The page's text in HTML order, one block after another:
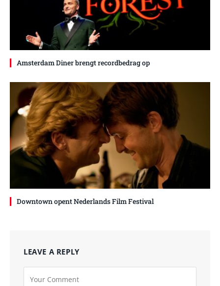
Amsterdam Diner brengt recordbedrag op
Downtown opent Nederlands Film Festival
LEAVE A REPLY